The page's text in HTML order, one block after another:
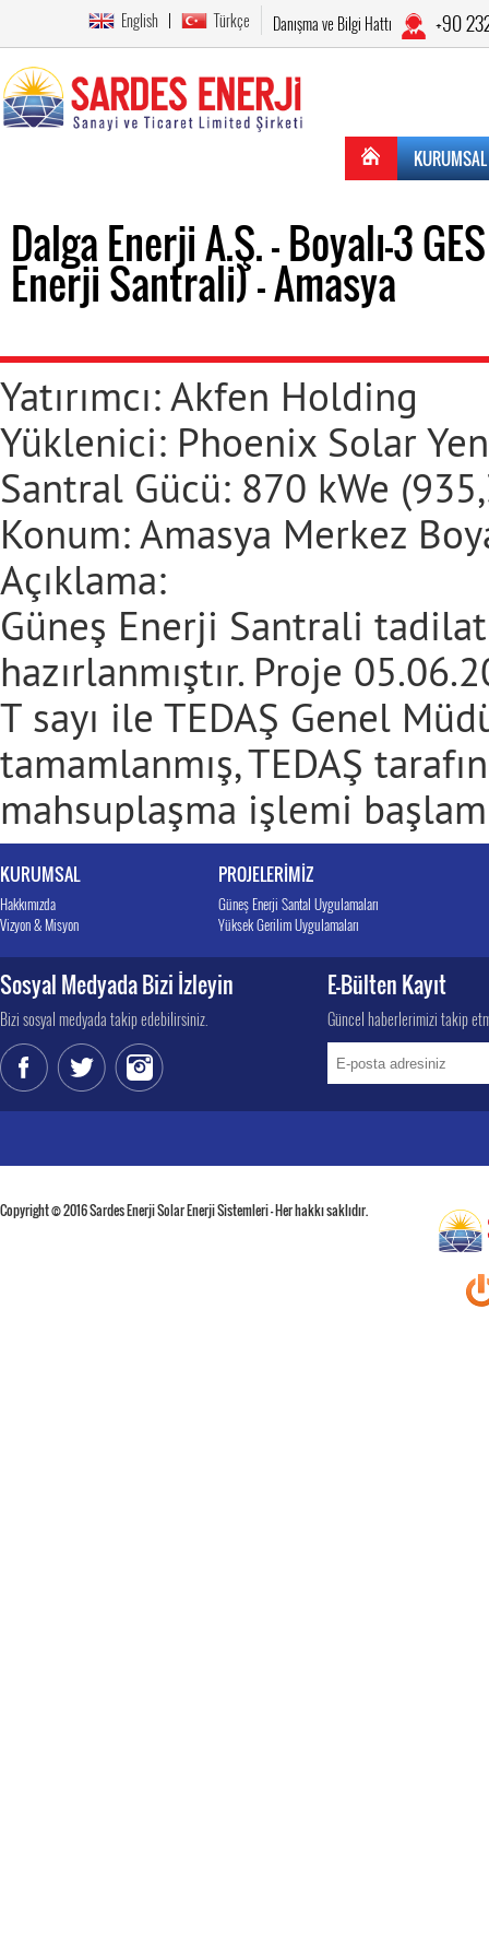
English Türkçe Danışma ve Bilgi Hattı +90
KURUMSAL
Dalga Enerji A.Ş. - Boyalı-3
Enerji Santrali) - Amasya
Yatırımcı: Akfen Holding
Yüklenici: Phoenix Solar
Santral Gücü: 870 kWe
Konum: Amasya Merkez
Açıklama:
Güneş Enerji Santrali
hazırlanmıştır. Proje
T sayı ile TEDAŞ Genel
tamamlanmış, TEDAŞ
mahsuplaşma işlemi
KURUMSAL
Hakkımızda
Vizyon & Misyon
PROJELERİMİZ
Güneş Enerji Santal Uygulamaları
Yüksek Gerilim Uygulamaları
Sosyal Medyada Bizi İzleyin
Bizi sosyal medyada takip edebilirsiniz.
E-Bülten Kayıt
Güncel haberlerimizi takip
Copyright © 2016 Sardes Enerji Solar Enerji Sistemleri - Her hakkı saklıdır.